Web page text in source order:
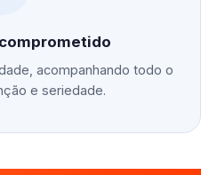
acompanhando todo o
e seriedade.